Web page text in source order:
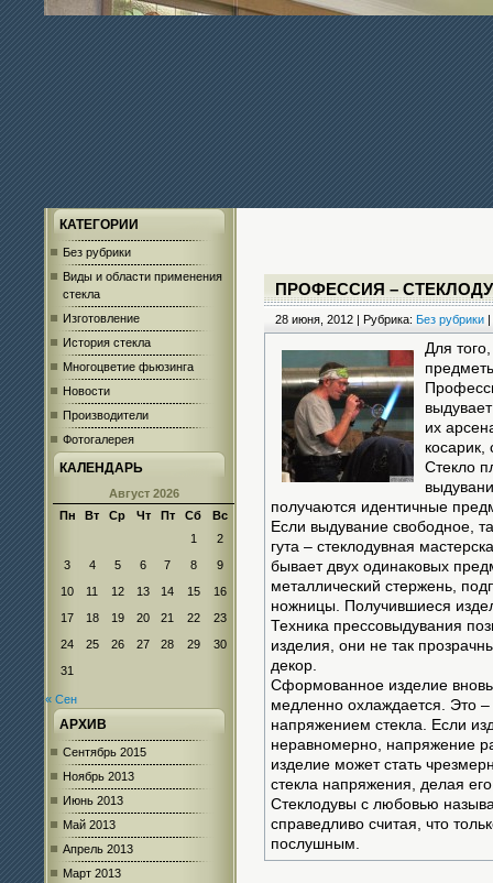
КАТЕГОРИИ
Без рубрики
Виды и области применения
стекла
Изготовление
История стекла
Многоцветие фьюзинга
Новости
Производители
Фотогалерея
КАЛЕНДАРЬ
Август 2026
Пн
Вт Ср Чт Пт Сб
Вс
1
2
3
4 5 6 7 8
9
10
11 12 13 14 15
16
17
18 19 20 21 22
23
24
25 26 27 28 29
30
31
« Сен
АРХИВ
Сентябрь 2015
Ноябрь 2013
Июнь 2013
Май 2013
Апрель 2013
Март 2013
ПРОФЕССИЯ –
28 июня, 2012 | Рубрика: Без рубрики |
Для
их
косарик,
Стекло
получаются идентичные
Если выдувание свободное,
гута – стеклодувная
бывает двух одинаковых
металлический стержень,
ножницы. Получившиеся
Техника прессовыдувания
изделия, они не так
декор.
Сформованное изделие вновь
медленно охлаждается. Это –
напряжением стекла. Если
неравномерно, напряжение
изделие может стать
стекла напряжения, делая
Стеклодувы с любовью
справедливо считая, что
послушным.